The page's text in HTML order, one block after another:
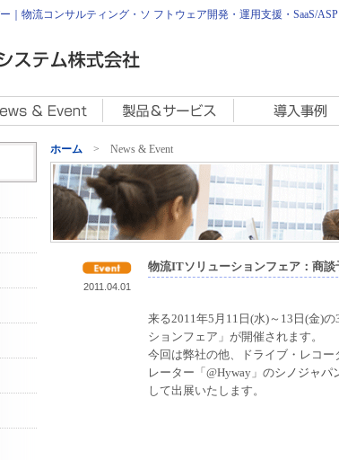
｜物流コンサルティング・ソ フトウェア開発・運用支援・SaaS/ASP
ホーム > News & Event
物流ITソリューションフェア：商談
2011.04.01
来る2011年5月11日(水)～13日(金)
ションフェア」が開催されます。
今回は弊社の他、ドライブ・レコー
レーター「@Hyway」のシノジャパ
して出展いたします。